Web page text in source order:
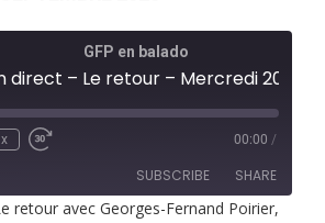
GFP en balado
00:00 /
SUBSCRIBE SHARE
retour avec Georges-Fernand Poirier,